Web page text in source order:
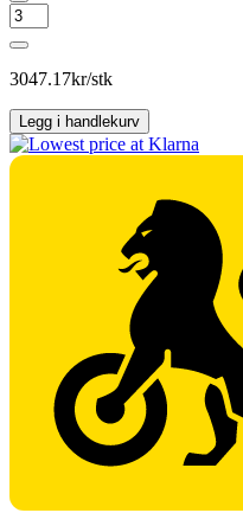
MICHELIN
PILOT
SPORT
4
3047.17kr/stk
Legg i handlekurv